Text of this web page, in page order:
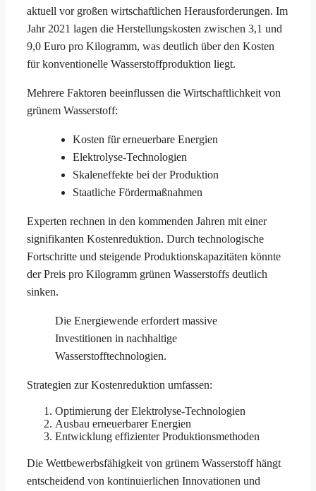
aktuell vor großen wirtschaftlichen Herausforderungen. Im
Jahr 2021 lagen die Herstellungskosten zwischen 3,1 und
9,0 Euro pro Kilogramm, was deutlich über den Kosten
für konventionelle Wasserstoffproduktion liegt.
Mehrere Faktoren beeinflussen die Wirtschaftlichkeit von
grünem Wasserstoff:
Kosten für erneuerbare Energien
Elektrolyse-Technologien
Skaleneffekte bei der Produktion
Staatliche Fördermaßnahmen
Experten rechnen in den kommenden Jahren mit einer
signifikanten Kostenreduktion. Durch technologische
Fortschritte und steigende Produktionskapazitäten könnte
der Preis pro Kilogramm grünen Wasserstoffs deutlich
sinken.
Die Energiewende erfordert massive
Investitionen in nachhaltige
Wasserstofftechnologien.
Strategien zur Kostenreduktion umfassen:
Optimierung der Elektrolyse-Technologien
Ausbau erneuerbarer Energien
Entwicklung effizienter Produktionsmethoden
Die Wettbewerbsfähigkeit von grünem Wasserstoff hängt
entscheidend von kontinuierlichen Innovationen und